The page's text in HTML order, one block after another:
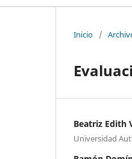
Inicio /
Beatriz Edith
Universidad